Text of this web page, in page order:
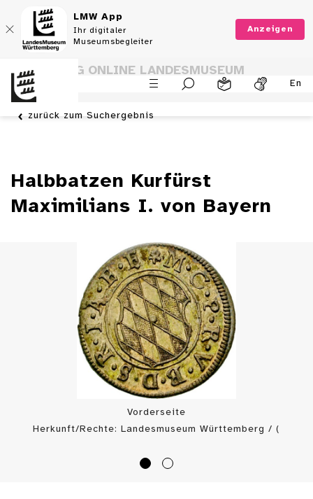
LMW App
Ihr digitaler
Museumsbegleiter
Anzeigen
En
SAMMLUNG ONLINE LANDESMUSEUM
WÜRTTEMBERG
zurück zum Suchergebnis
Halbbatzen Kurfürst
Maximilians I. von Bayern
Vorderseite
Herkunft/Rechte: Landesmuseum Württemberg / (